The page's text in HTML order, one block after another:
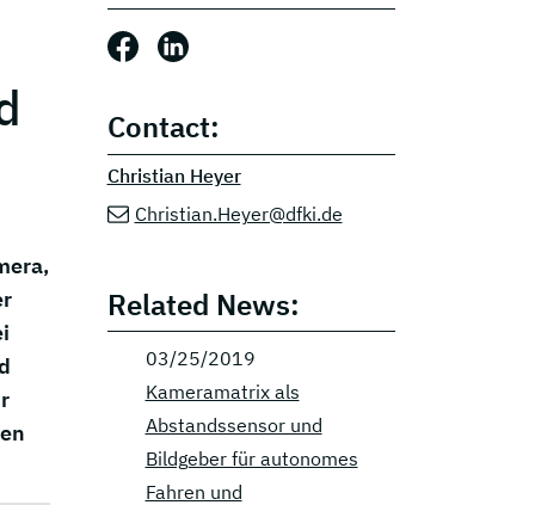
Share this post: Facebook
Share this post: LinkedIn
Contact:
Christian Heyer
Christian.Heyer@dfki.de
Related News:
03/25/2019
Kameramatrix als
Abstandssensor und
Bildgeber für autonomes
Fahren und